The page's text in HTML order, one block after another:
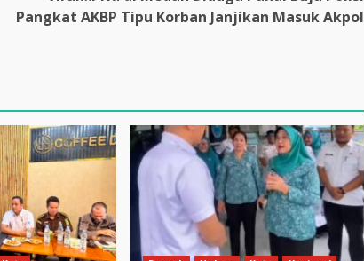
Pangkat AKBP Tipu Korban Janjikan Masuk Akpol